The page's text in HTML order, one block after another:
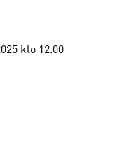
klo 12.00–